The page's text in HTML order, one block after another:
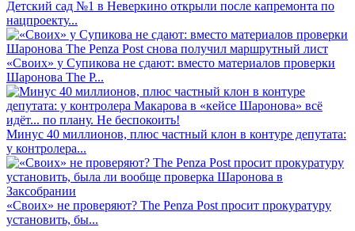
Детский сад №1 в Неверкино открыли после капремонта по
нацпроекту...
«Своих» у Супикова не сдают: вместо материалов проверки
Шаронова The P...
Минус 40 миллионов, плюс частный клон в контуре депутата:
у контролера...
«Своих» не проверяют? The Penza Post просит прокуратуру
установить, бы...